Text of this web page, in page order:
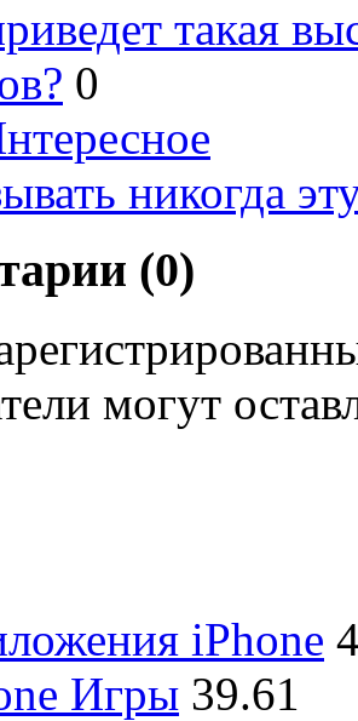
такая
0
никогда
(0)
могут
iPhone
Игры 39.61